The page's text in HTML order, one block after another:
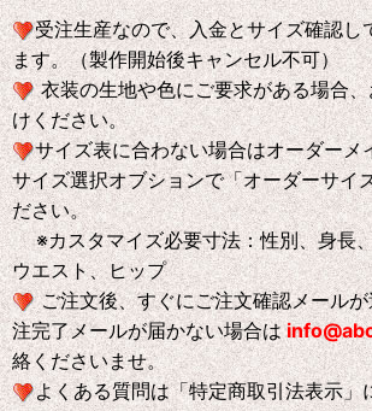
受注生産なので、入金とサイズ確認し
ます。（製作開始後キャンセル不可）
衣装の生地や色にご要求がある場合
けください。
サイズ表に合わない場合はオーダーメ
サイズ選択オブションで「オーダーサイ
ださい。
※カスタマイズ必要寸法：性別、身長
ウエスト、ヒップ
ご注文後、すぐにご注文確認メール
注完了メールが届かない場合は
絡くださいませ。
よくある質問は「特定商取引法表示」